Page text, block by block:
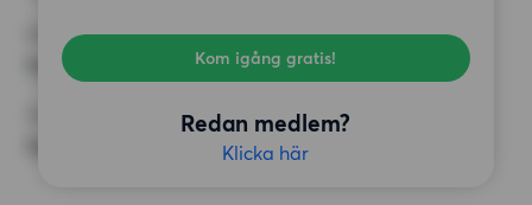
Kom igång gratis!
Redan medlem?
Klicka här
Inga speciella krav
ÖVRIGA PREFERENSER
Inga speciella preferenser